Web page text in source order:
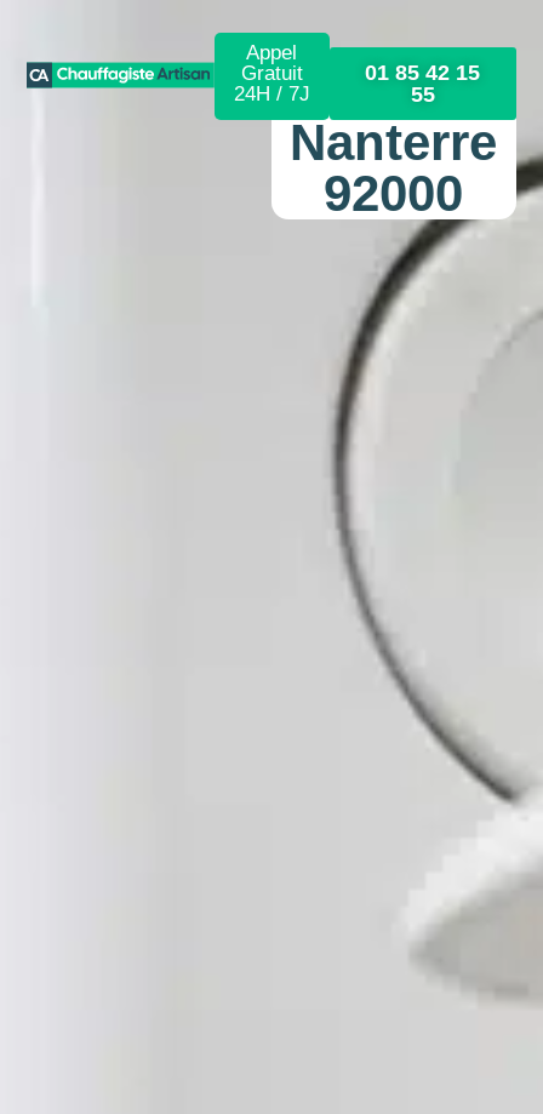
Appel
Gratuit
24H / 7J
01 85 42 15
55
Nanterre
92000